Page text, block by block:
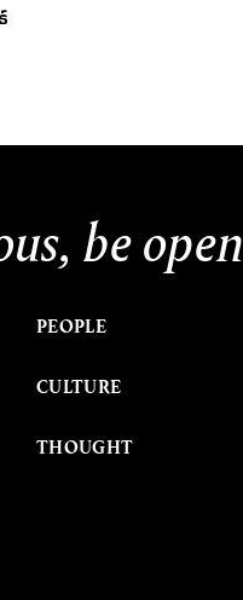
be open
PEOPLE
CULTURE
THOUGHT